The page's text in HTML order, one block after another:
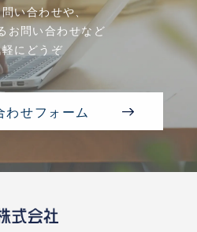
い合わせや、
お問い合わせなど
にどうぞ
わせフォーム